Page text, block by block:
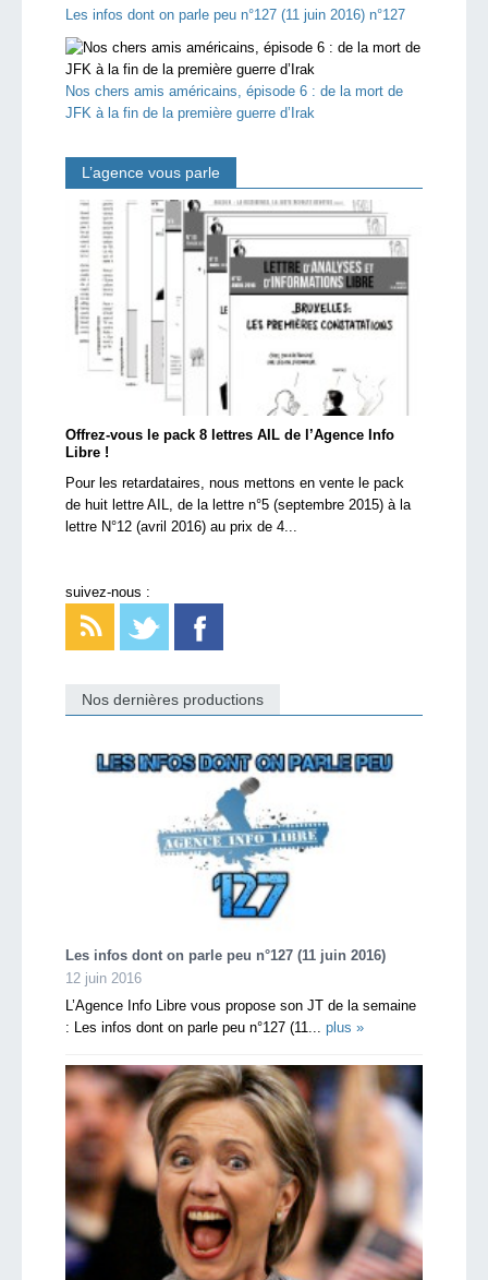
Les infos dont on parle peu n°127 (11 juin 2016) n°127
Nos chers amis américains, épisode 6 : de la mort de
JFK à la fin de la première guerre d’Irak
L’agence vous parle
Offrez-vous le pack 8 lettres AIL de l’Agence Info
Libre !
Pour les retardataires, nous mettons en vente le pack
de huit lettre AIL, de la lettre n°5 (septembre 2015) à la
lettre N°12 (avril 2016) au prix de 4...
suivez-nous :
Nos dernières productions
Les infos dont on parle peu n°127 (11 juin 2016)
12 juin 2016
L’Agence Info Libre vous propose son JT de la semaine
: Les infos dont on parle peu n°127 (11... plus »